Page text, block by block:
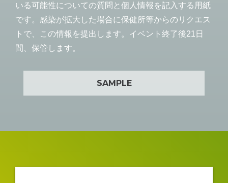
いる可能性についての質問と個人情報を記入する用紙
です。感染が拡大した場合に保健所等からのリクエス
トで、この情報を提出します。イベント終了後21日
間、保管します。
SAMPLE